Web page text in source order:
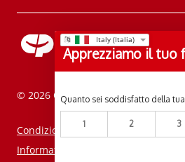
© 2026 Colgate-Palmolive
Condizioni d’uso
Informativa sulla privacy
Apprezziamo il tuo
Quanto sei soddisfatto della
1 2 3